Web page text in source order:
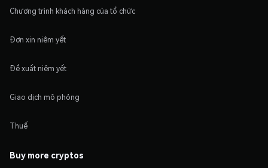
Chương trình khách hàng của tổ chức
Đơn xin niêm yết
Đề xuất niêm yết
Giao dịch mô phỏng
Thuế
Buy more cryptos